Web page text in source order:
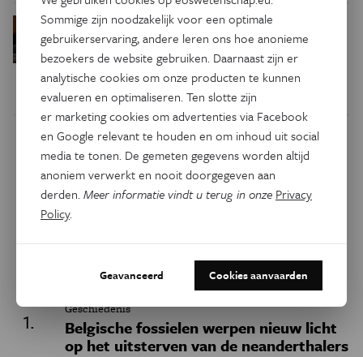
Psyche & Brein Waarom we tinnitus
in de hersenen moeten zoeken
Dit artikel delen op:
Facebook Twitter Linkedin
Geschiedenis
Belgische fossielen werpen nieuw licht
op het uitsterven van de neanderthalers
Sommige zijn noodzakelijk voor een optimale
gebruikerservaring, andere leren ons hoe anonieme
bezoekers de website gebruiken. Daarnaast zijn er
analytische cookies om onze producten te kunnen
evalueren en optimaliseren. Ten slotte zijn
er marketing cookies om advertenties via Facebook
en Google relevant te houden en om inhoud uit social
media te tonen. De gemeten gegevens worden altijd
anoniem verwerkt en nooit doorgegeven aan
derden.Meer informatie vindt u terug in onze Privacy
Policy.
Geavanceerd Cookies aanvaarden